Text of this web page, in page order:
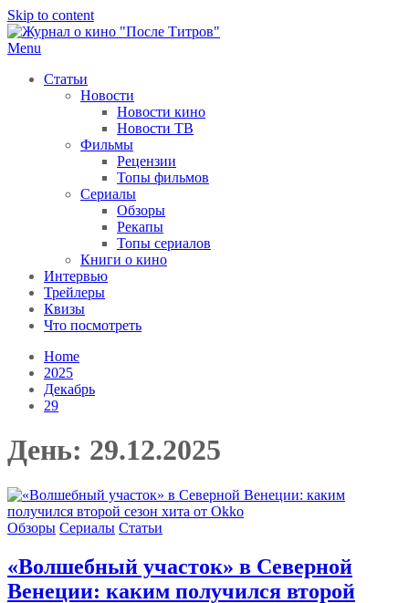
Skip to content
Menu
Статьи
Новости
Новости кино
Новости ТВ
Фильмы
Рецензии
Топы фильмов
Сериалы
Обзоры
Рекапы
Топы сериалов
Книги о кино
Интервью
Трейлеры
Квизы
Что посмотреть
Home
2025
Декабрь
29
День: 29.12.2025
Обзоры Сериалы Статьи
«Волшебный участок» в Северной
Венеции: каким получился второй